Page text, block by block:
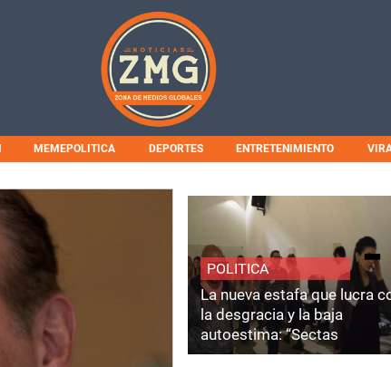
MEMEPOLITICA DEPORTES ENTRETENIMIENTO
POLITICA
La nueva estafa que lucra
la desgracia y la baja
autoestima: “Sectas
Coaching”